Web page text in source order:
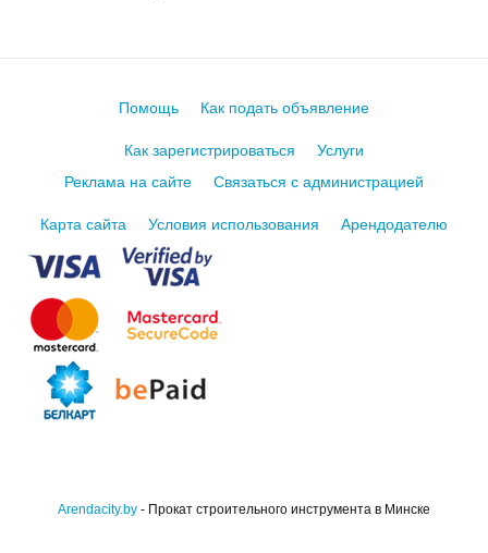
Помощь Как подать объявление
Как зарегистрироваться
Услуги
Реклама на сайте
Связаться с администрацией
Карта сайта Условия использования Арендодателю
Arendacity.by - Прокат строительного инструмента в Минске